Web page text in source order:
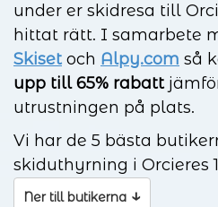
under er skidresa till
hittat rätt. I samarbete
Skiset och Alpy.com så
upp till 65% rabatt
utrustningen på plats.
Vi har de 5 bästa
skiduthyrning i Orcieres
Ner till butikerna ↓